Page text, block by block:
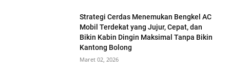
Strategi Cerdas Menemukan Bengkel AC
Mobil Terdekat yang Jujur, Cepat, dan
Bikin Kabin Dingin Maksimal Tanpa Bikin
Kantong Bolong
Maret 02, 2026